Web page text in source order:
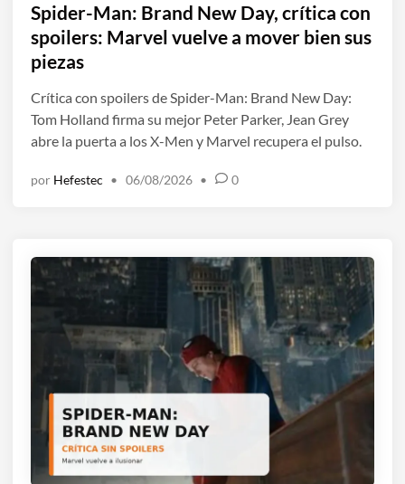
b
l
c
a
d
o
n
Spider-Man: Brand New Day, crítica con
spoilers: Marvel vuelve a mover bien sus
piezas
Crítica con spoilers de Spider-Man: Brand New Day:
Tom Holland firma su mejor Peter Parker, Jean Grey
abre la puerta a los X-Men y Marvel recupera el pulso.
por Hefestec • 06/08/2026 • 0